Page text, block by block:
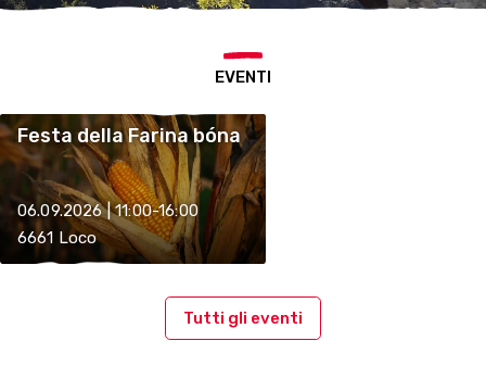
EVENTI
Festa della Farina bóna
06.09.2026 | 11:00-16:00
6661 Loco
Tutti gli eventi